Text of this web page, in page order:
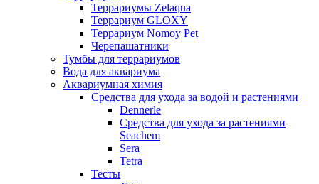
Террариумы Zelaqua
Террариум GLOXY
Террариум Nomoy Pet
Черепашатники
Тумбы для террариумов
Вода для аквариума
Аквариумная химия
Средства для ухода за водой и растениями
Dennerle
Средства для ухода за растениями
Seachem
Sera
Tetra
Тесты